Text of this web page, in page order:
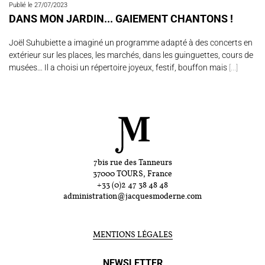
Publié le 27/07/2023
DANS MON JARDIN... GAIEMENT CHANTONS !
Joël Suhubiette a imaginé un programme adapté à des concerts en
extérieur sur les places, les marchés, dans les guinguettes, cours de
musées… Il a choisi un répertoire joyeux, festif, bouffon mais [...]
7bis rue des Tanneurs
37000 TOURS, France
+33 (0)2 47 38 48 48
administration@jacquesmoderne.com
MENTIONS LÉGALES